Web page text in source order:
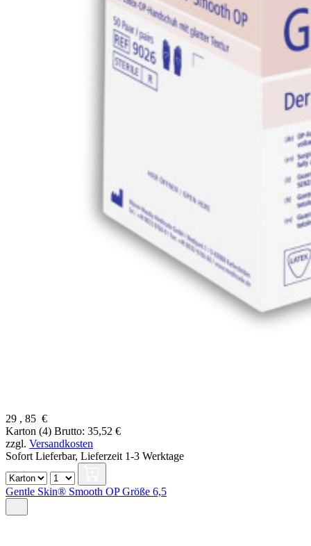
29 , 85 €
Karton (4) Brutto: 35,52 €
zzgl. Versandkosten
Sofort Lieferbar, Lieferzeit 1-3 Werktage
Gentle Skin® Smooth OP Größe 6,5